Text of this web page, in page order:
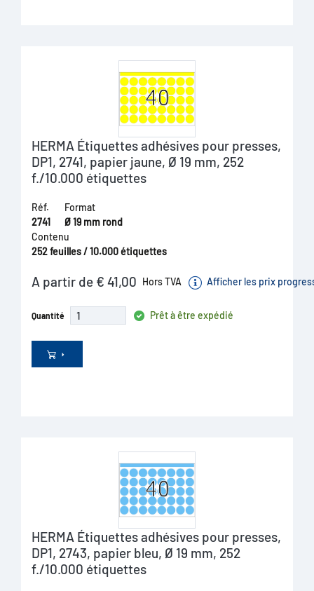
HERMA Étiquettes adhésives pour presses,
DP1, 2741, papier jaune, Ø 19 mm, 252
f./10.000 étiquettes
Réf.
2741
Format
Ø 19 mm rond
Contenu
252 feuilles / 10.000 étiquettes
A partir de € 41,00 Hors TVA Afficher les prix
Quantité Prêt à être expédié
HERMA Étiquettes adhésives pour presses,
DP1, 2743, papier bleu, Ø 19 mm, 252
f./10.000 étiquettes